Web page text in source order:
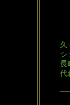
久
シ
長
代